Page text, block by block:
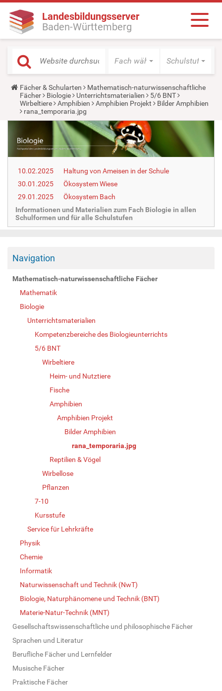
Landesbildungsserver
Baden-Württemberg
Fach wählen Schulstufe
Y
o
u
a
r
e
r
e
Fächer & Schularten
Mathematisch-naturwissenschaftliche
Fächer
Biologie Unterrichtsmaterialien
5/6 BNT
Wirbeltiere
Amphibien Amphibien Projekt
Bilder Amphibien
rana_temporaria.jpg
10.02.2025
Haltung von Ameisen in der Schule
30.01.2025
Ökosystem Wiese
29.01.2025
Ökosystem Bach
Informationen und Materialien zum Fach Biologie in allen
Schulformen und für alle Schulstufen
Navigation
Mathematisch-naturwissenschaftliche Fächer
Mathematik
Biologie
Unterrichtsmaterialien
Kompetenzbereiche des Biologieunterrichts
5/6 BNT
Wirbeltiere
Heim- und Nutztiere
Fische
Amphibien
Amphibien Projekt
Bilder Amphibien
rana_temporaria.jpg
Reptilien & Vögel
Wirbellose
Pflanzen
7-10
Kursstufe
Service für Lehrkräfte
Physik
Chemie
Informatik
Naturwissenschaft und Technik (NwT)
Biologie, Naturphänomene und Technik (BNT)
Materie-Natur-Technik (MNT)
Gesellschaftswissenschaftliche und philosophische Fächer
Sprachen und Literatur
Berufliche Fächer und Lernfelder
Musische Fächer
Praktische Fächer